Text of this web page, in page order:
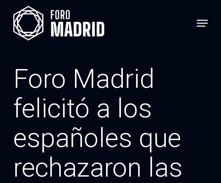
main
Menu
Foro Madrid
felicitó a los
españoles que
rechazaron las